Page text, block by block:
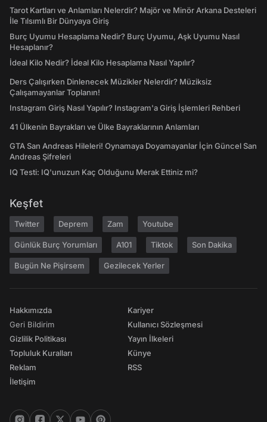
Tarot Kartları ve Anlamları Nelerdir? Majör ve Minör Arkana Desteleri
İle Tılsımlı Bir Dünyaya Giriş
Burç Uyumu Hesaplama Nedir? Burç Uyumu, Aşk Uyumu Nasıl
Hesaplanır?
İdeal Kilo Nedir? İdeal Kilo Hesaplama Nasıl Yapılır?
Ders Çalışırken Dinlenecek Müzikler Nelerdir? Müziksiz
Çalışamayanlar Toplanın!
Instagram Giriş Nasıl Yapılır? Instagram'a Giriş İşlemleri Rehberi
41 Ülkenin Bayrakları ve Ülke Bayraklarının Anlamları
GTA San Andreas Hileleri! Oynamaya Doyamayanlar İçin Güncel San
Andreas Şifreleri
IQ Testi: IQ'unuzun Kaç Olduğunu Merak Ettiniz mi?
Keşfet
Twitter Deprem Zam Youtube
Günlük Burç Yorumları A101 Tiktok Son Dakika
Bugün Ne Pişirsem Gezilecek Yerler
Hakkımızda
Geri Bildirim
Gizlilik Politikası
Topluluk Kuralları
Reklam
İletişim
Kariyer
Kullanıcı Sözleşmesi
Yayın İlkeleri
Künye
RSS